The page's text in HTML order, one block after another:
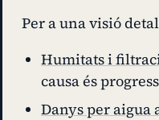
Per a una visió
Humitats i
causa és
Danys per aigua